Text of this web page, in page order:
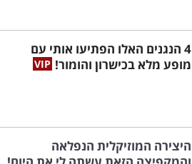
4 הנגנים האלו הפתיעו אותי עם
מופע מלא בכישרון והומור!
היצירה המוזיקלית הנפלאה